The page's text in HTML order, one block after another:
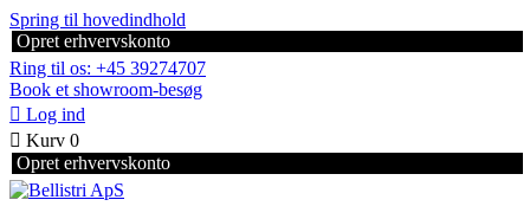
Spring til hovedindhold
Opret erhvervskonto
Ring til os: +45 39274707
Book et showroom-besøg
 Log ind
 Kurv 0
Opret erhvervskonto